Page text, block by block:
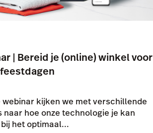
| Bereid je (online) winkel voor
webinar kijken we met verschillende
naar hoe onze technologie je kan
het optimaal...